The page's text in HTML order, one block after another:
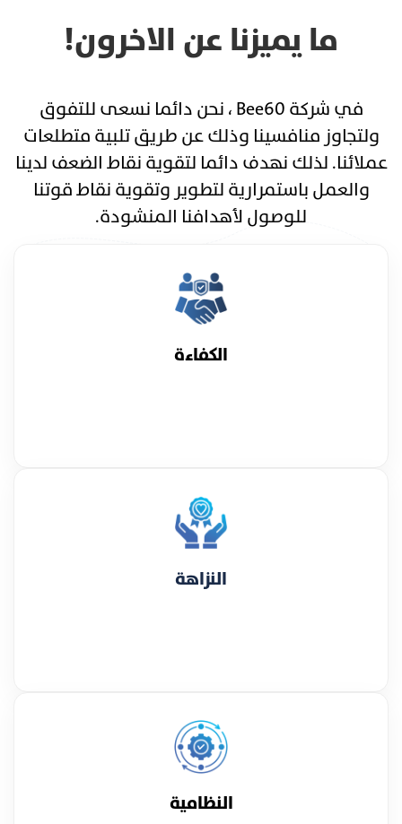
ما يميزنا عن الاخرون!
في شركة Bee60 ، نحن دائما نسعى للتفوق
ولتجاوز منافسينا وذلك عن طريق تلبية متطلعات
عملائنا. لذلك نهدف دائما لتقوية نقاط الضعف لدينا
والعمل باستمرارية لتطوير وتقوية نقاط قوتنا
للوصول لأهدافنا المنشودة.
الكفاءة
النزاهة
النظامية